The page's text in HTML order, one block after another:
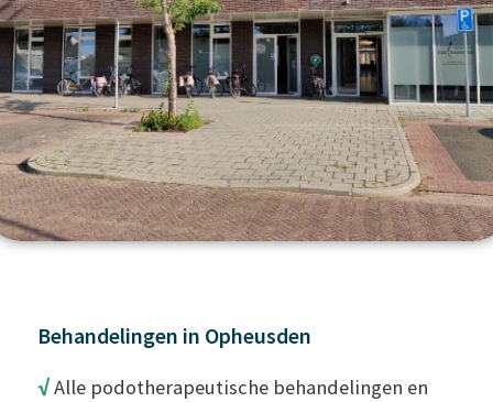
Behandelingen in Opheusden
√Alle podotherapeutische behandelingen en